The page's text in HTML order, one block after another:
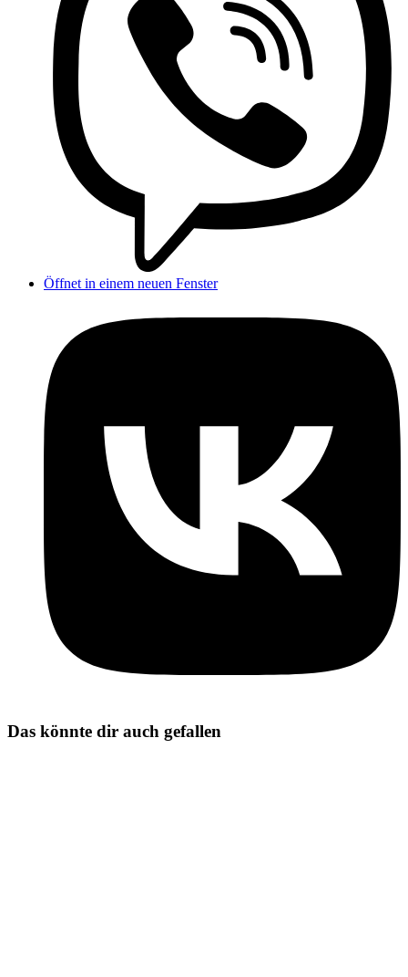
Öffnet in einem neuen Fenster
Das könnte dir auch gefallen